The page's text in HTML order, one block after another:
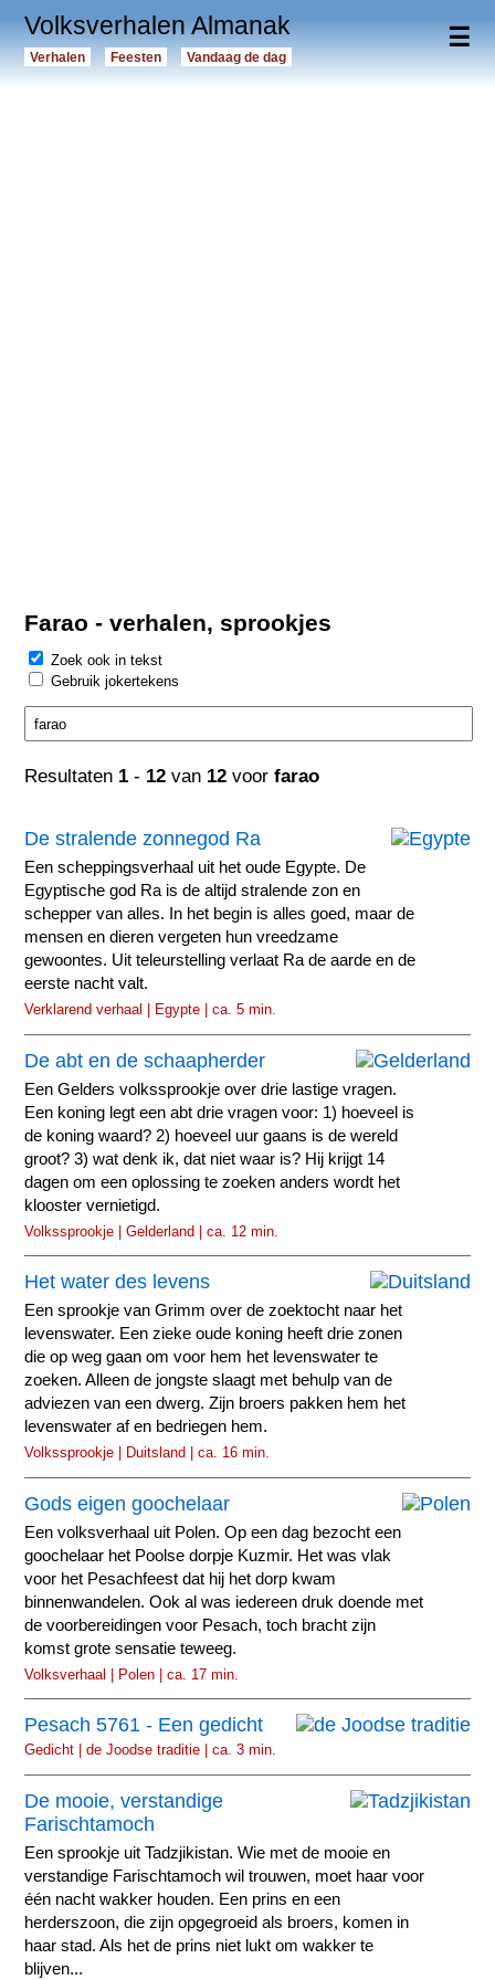
☰
Volksverhalen Almanak
Verhalen Feesten Vandaag de dag
Farao - verhalen, sprookjes
Zoek ook in tekst
Gebruik jokertekens
Resultaten 1 - 12 van 12 voorfarao
De stralende zonnegod Ra
Een scheppingsverhaal uit het oude Egypte. De
Egyptische god Ra is de altijd stralende zon en
schepper van alles. In het begin is alles goed, maar de
mensen en dieren vergeten hun vreedzame
gewoontes. Uit teleurstelling verlaat Ra de aarde en de
eerste nacht valt.
Verklarend verhaal | Egypte | ca. 5 min.
De abt en de schaapherder
Een Gelders volkssprookje over drie lastige vragen.
Een koning legt een abt drie vragen voor: 1) hoeveel is
de koning waard? 2) hoeveel uur gaans is de wereld
groot? 3) wat denk ik, dat niet waar is? Hij krijgt 14
dagen om een oplossing te zoeken anders wordt het
klooster vernietigd.
Volkssprookje | Gelderland | ca. 12 min.
Het water des levens
Een sprookje van Grimm over de zoektocht naar het
levenswater. Een zieke oude koning heeft drie zonen
die op weg gaan om voor hem het levenswater te
zoeken. Alleen de jongste slaagt met behulp van de
adviezen van een dwerg. Zijn broers pakken hem het
levenswater af en bedriegen hem.
Volkssprookje | Duitsland | ca. 16 min.
Gods eigen goochelaar
Een volksverhaal uit Polen. Op een dag bezocht een
goochelaar het Poolse dorpje Kuzmir. Het was vlak
voor het Pesachfeest dat hij het dorp kwam
binnenwandelen. Ook al was iedereen druk doende met
de voorbereidingen voor Pesach, toch bracht zijn
komst grote sensatie teweeg.
Volksverhaal | Polen | ca. 17 min.
Pesach 5761 - Een gedicht
Gedicht | de Joodse traditie | ca. 3 min.
De mooie, verstandige
Farischtamoch
Een sprookje uit Tadzjikistan. Wie met de mooie en
verstandige Farischtamoch wil trouwen, moet haar voor
één nacht wakker houden. Een prins en een
herderszoon, die zijn opgegroeid als broers, komen in
haar stad. Als het de prins niet lukt om wakker te
blijven...